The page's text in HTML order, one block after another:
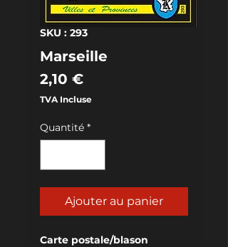
SKU : 293
Marseille
2,10 €Prix
TVA Incluse
Quantité *
Ajouter au panier
Carte postale/blason